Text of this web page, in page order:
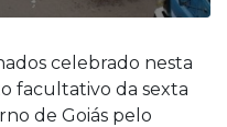
celebrado nesta
facultativo da sexta
de Goiás pelo